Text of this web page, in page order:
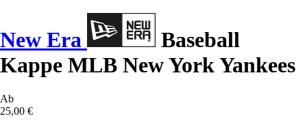
New Era
Baseball
Kappe MLB New York Yankees
Ab
25,00 €